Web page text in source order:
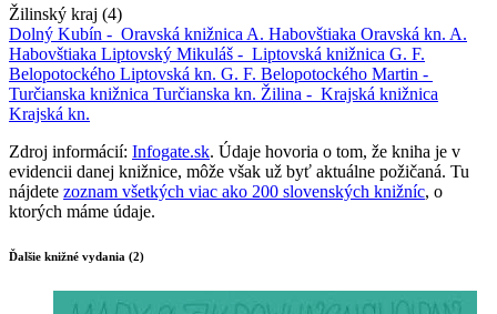
Žilinský kraj (4)
Dolný Kubín - Oravská knižnica A. Habovštiaka Oravská kn. A.
Habovštiaka Liptovský Mikuláš - Liptovská knižnica G. F.
Belopotockého Liptovská kn. G. F. Belopotockého Martin -
Turčianska knižnica Turčianska kn. Žilina - Krajská knižnica
Krajská kn.
Zdroj informácií: Infogate.sk. Údaje hovoria o tom, že kniha je v
evidencii danej knižnice, môže však už byť aktuálne požičaná. Tu
nájdete zoznam všetkých viac ako 200 slovenských knižníc, o
ktorých máme údaje.
Ďalšie knižné vydania (2)